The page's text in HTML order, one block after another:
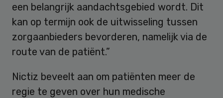
een belangrijk aandachtsgebied wordt. Dit
kan op termijn ook de uitwisseling tussen
zorgaanbieders bevorderen, namelijk via de
route van de patiënt.”
Nictiz beveelt aan om patiënten meer de
regie te geven over hun medische